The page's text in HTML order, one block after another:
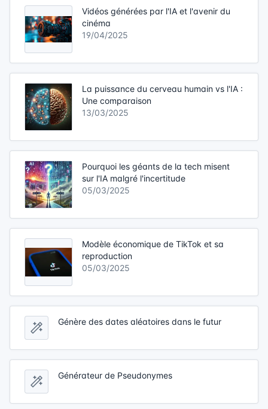
Vidéos générées par l'IA et l'avenir du
cinéma
19/04/2025
La puissance du cerveau humain vs l'IA :
Une comparaison
13/03/2025
Pourquoi les géants de la tech misent
sur l'IA malgré l'incertitude
05/03/2025
Modèle économique de TikTok et sa
reproduction
05/03/2025
Génère des dates aléatoires dans le futur
Générateur de Pseudonymes